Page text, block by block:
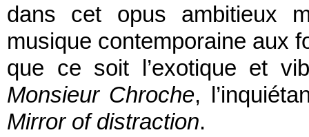
dans cet opus ambitieux
musique contemporaine aux
que ce soit l’exotique et
Monsieur Chroche,
Mirror of distraction.